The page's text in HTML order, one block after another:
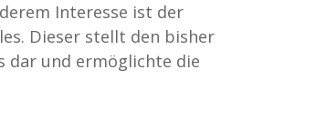
Interesse ist der
Dieser stellt den bisher
dar und ermöglichte die